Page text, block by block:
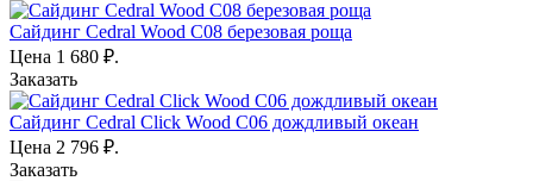
Сайдинг Cedral Wood C08 березовая роща
Цена 1 680 ₽.
Заказать
Сайдинг Cedral Click Wood C06 дождливый океан
Цена 2 796 ₽.
Заказать